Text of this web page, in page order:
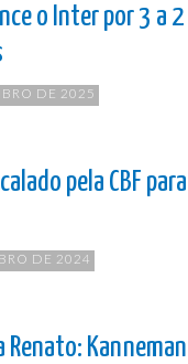
o Inter por 3 a
DE 2025
pela CBF
DE 2024